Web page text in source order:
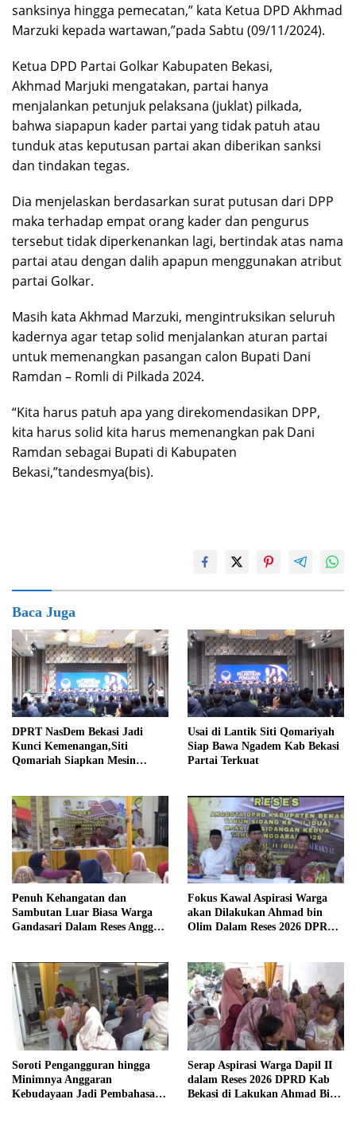
sanksinya hingga pemecatan,” kata Ketua DPD Akhmad
Marzuki kepada wartawan,”pada Sabtu (09/11/2024).
Ketua DPD Partai Golkar Kabupaten Bekasi,
Akhmad Marjuki mengatakan, partai hanya
menjalankan petunjuk pelaksana (juklat) pilkada,
bahwa siapapun kader partai yang tidak patuh atau
tunduk atas keputusan partai akan diberikan sanksi
dan tindakan tegas.
Dia menjelaskan berdasarkan surat putusan dari DPP
maka terhadap empat orang kader dan pengurus
tersebut tidak diperkenankan lagi, bertindak atas nama
partai atau dengan dalih apapun menggunakan atribut
partai Golkar.
Masih kata Akhmad Marzuki, mengintruksikan seluruh
kadernya agar tetap solid menjalankan aturan partai
untuk memenangkan pasangan calon Bupati Dani
Ramdan – Romli di Pilkada 2024.
“Kita harus patuh apa yang direkomendasikan DPP,
kita harus solid kita harus memenangkan pak Dani
Ramdan sebagai Bupati di Kabupaten
Bekasi,”tandesmya(bis).
Baca Juga
DPRT NasDem Bekasi Jadi
Kunci Kemenangan,Siti
Qomariah Siapkan Mesin
Usai di Lantik Siti Qomariyah
Siap Bawa Ngadem Kab Bekasi
Partai Terkuat
Penuh Kehangatan dan
Sambutan Luar Biasa Warga
Gandasari Dalam Reses Anggota
Fokus Kawal Aspirasi Warga
akan Dilakukan Ahmad bin
Olim Dalam Reses 2026 DPRD
Soroti Pengangguran hingga
Minimnya Anggaran
Kebudayaan Jadi Pembahasan
Serap Aspirasi Warga Dapil II
dalam Reses 2026 DPRD Kab
Bekasi di Lakukan Ahmad Bin